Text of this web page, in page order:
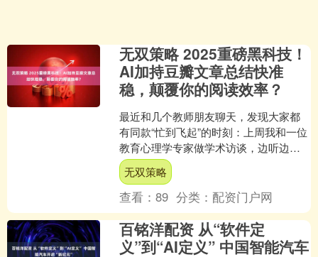
无双策略 2025重磅黑科技！
AI加持豆瓣文章总结快准
稳，颠覆你的阅读效率？
最近和几个教师朋友聊天，发现大家都
有同款“忙到飞起”的时刻：上周我和一位
教育心理学专家做学术访谈，边听边记
笔记，结果专家讲到“双减下作业设计的
核心逻辑”时，我笔....
无双策略
查看：89 分类： 配资门户网
百铭洋配资 从“软件定
义”到“AI定义” 中国智能汽车